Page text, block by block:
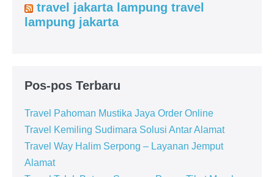
travel jakarta lampung travel
lampung jakarta
Pos-pos Terbaru
Travel Pahoman Mustika Jaya Order Online
Travel Kemiling Sudimara Solusi Antar Alamat
Travel Way Halim Serpong – Layanan Jemput
Alamat